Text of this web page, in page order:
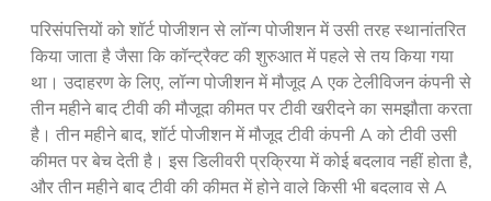
परिसंपत्तियों को शॉर्ट पोजीशन से लॉन्ग पोजीशन में उसी तरह स्थानांतरित
किया जाता है जैसा कि कॉन्ट्रैक्ट की शुरुआत में पहले से तय किया गया
था। उदाहरण के लिए, लॉन्ग पोजीशन में मौजूद A एक टेलीविजन कंपनी से
तीन महीने बाद टीवी की मौजूदा कीमत पर टीवी खरीदने का समझौता करता
है। तीन महीने बाद, शॉर्ट पोजीशन में मौजूद टीवी कंपनी A को टीवी उसी
कीमत पर बेच देती है। इस डिलीवरी प्रक्रिया में कोई बदलाव नहीं होता है,
और तीन महीने बाद टीवी की कीमत में होने वाले किसी भी बदलाव से A